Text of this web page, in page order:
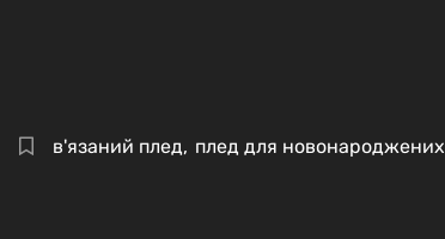
в'язаний плед, плед для новонароджених